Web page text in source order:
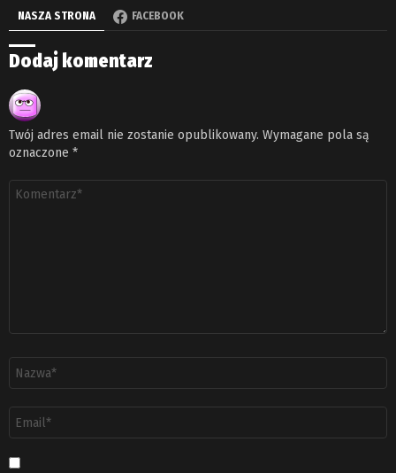
NASZA STRONA FACEBOOK
Dodaj komentarz
Twój adres email nie zostanie opublikowany. Wymagane pola są
oznaczone *
Komentarz
email
*